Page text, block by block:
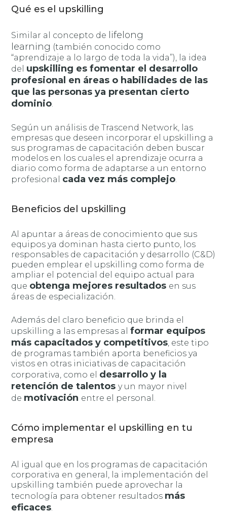
Qué es el upskilling
Similar al concepto de
lifelong
learning (también conocido como
“aprendizaje a lo largo de toda la vida”), la idea
del upskilling es fomentar el desarrollo
profesional en áreas o habilidades de las
que las personas ya presentan cierto
dominio.
Según un análisis de Trascend Network, las
empresas que deseen incorporar el upskilling a
sus programas de capacitación deben buscar
modelos en los cuales el aprendizaje ocurra a
diario como forma de adaptarse a un entorno
profesional cada vez más complejo.
Beneficios del upskilling
Al apuntar a áreas de conocimiento que sus
equipos ya dominan hasta cierto punto, los
responsables de capacitación y desarrollo (C&D)
pueden emplear el upskilling como forma de
ampliar el potencial del equipo actual para
que obtenga mejores resultados en sus
áreas de especialización.
Además del claro beneficio que brinda el
upskilling a las empresas alformar equipos
más capacitados y competitivos, este tipo
de programas también aporta beneficios ya
vistos en otras iniciativas de capacitación
corporativa, como el desarrollo y la
retención de talentosy un mayor nivel
de motivación entre el personal.
Cómo implementar el upskilling en tu
empresa
Al igual que en los programas de capacitación
corporativa en general, la implementación del
upskilling también puede aprovechar la
tecnología para obtener resultados más
eficaces.